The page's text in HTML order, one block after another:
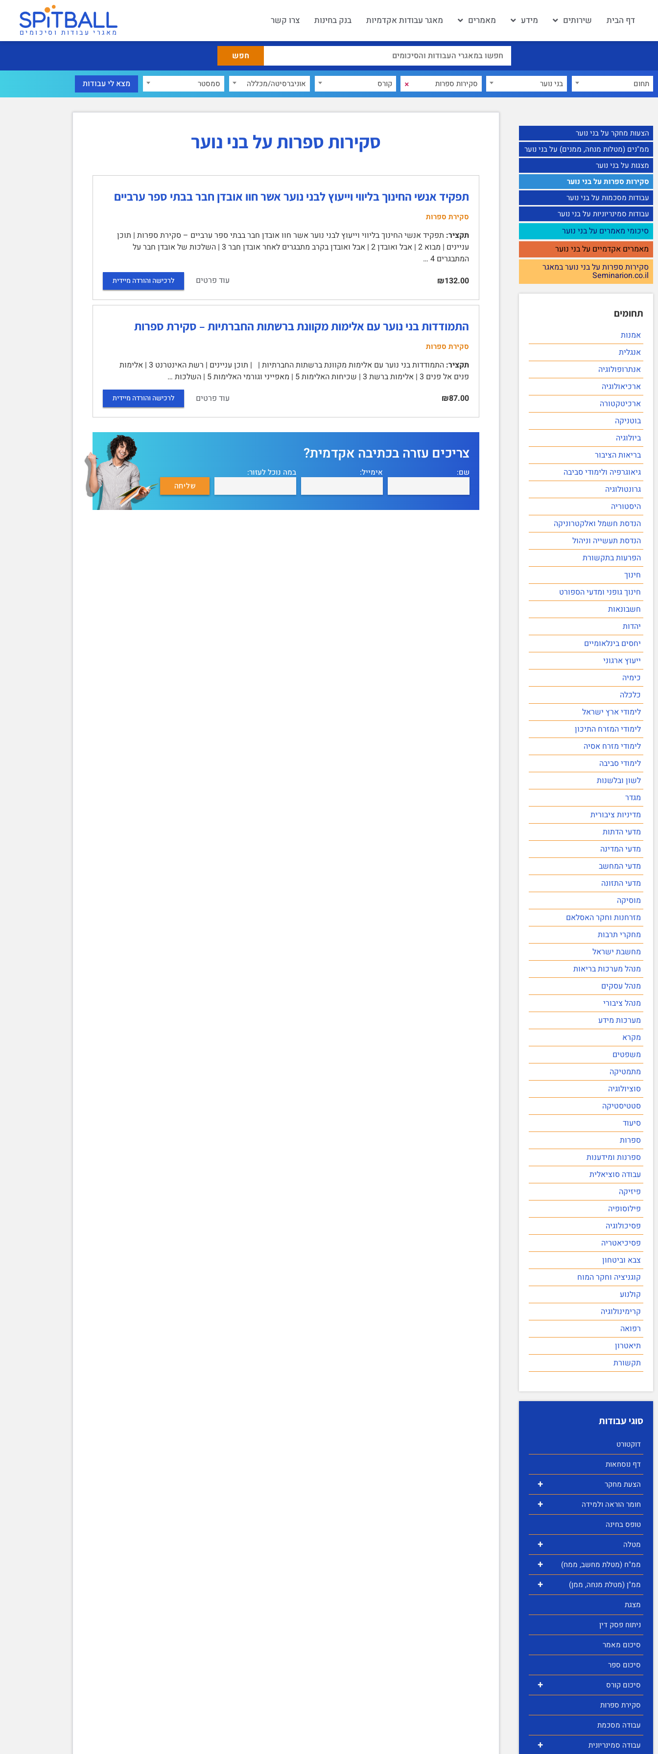
דף הבית שירותים מידע מאמרים מאגר עבודות אקדמיות בנק בחינות צרו קשר
מאגרי עבודות וסיכומים
תחום בני נוער × קורס אוניברסיטה/מכללה סמסטר
הצעות מחקר על בני נוער
ממ"נים (מטלות מנחה, ממנים) על בני נוער
מצגות על בני נוער
סקירות ספרות על בני נוער
עבודות מסכמות על בני נוער
עבודות סמינריוניות על בני נוער
סיכומי מאמרים על בני נוער
מאמרים אקדמיים על בני נוער
סקירות ספרות על בני נוער במאגר
Seminarion.co.il
תחומים
אמנות
אנגלית
אנתרופולוגיה
ארכיאולוגיה
ארכיטקטורה
בוטניקה
ביולוגיה
בריאות הציבור
גיאוגרפיה ולימודי סביבה
גרונטולוגיה
היסטוריה
הנדסת חשמל ואלקטרוניקה
הנדסת תעשייה וניהול
הפרעות בתקשורת
חינוך
חינוך גופני ומדעי הספורט
חשבונאות
יהדות
יחסים בינלאומיים
ייעוץ ארגוני
כימיה
כלכלה
לימודי ארץ ישראל
לימודי המזרח התיכון
לימודי מזרח אסיה
לימודי סביבה
לשון ובלשנות
מגדר
מדיניות ציבורית
מדעי הדתות
מדעי המדינה
מדעי המחשב
מדעי התזונה
מוסיקה
מזרחנות וחקר האסלאם
מחקרי תרבות
מחשבת ישראל
מנהל מערכות בריאות
מנהל עסקים
מנהל ציבורי
מערכות מידע
מקרא
משפטים
מתמטיקה
סוציולוגיה
סטטיסטיקה
סיעוד
ספרות
ספרנות ומידענות
עבודה סוציאלית
פיזיקה
פילוסופיה
פסיכולוגיה
פסיכיאטריה
צבא וביטחון
קוגניציה וחקר המוח
קולנוע
קרימינולוגיה
רפואה
תיאטרון
תקשורת
סוגי עבודות
דוקטורט
דף נוסחאות
+ הצעת מחקר
+
חומר הוראה ולמידה
טופס בחינה
+ מטלה
+ ממ"ח (מטלת מחשב, ממח)
+
ממ"ן (מטלת מנחה, ממן)
מצגת
ניתוח פסק דין
סיכום מאמר
סיכום ספר
+
סיכום קורס
סקירת ספרות
עבודה מסכמת
+ עבודה סמינריונית
סקירות ספרות על בני נוער
תפקיד אנשי החינוך בליווי וייעוץ לבני נוער אשר חוו אובדן חבר בבתי ספר ערביים
סקירת ספרות
תקציר: תפקיד אנשי החינוך בליווי וייעוץ לבני נוער אשר חוו אובדן חבר בבתי ספר ערביים – סקירת ספרות | תוכן
עניינים | מבוא 2 | אבל ואובדן 2 | אבל ואובדן בקרב מתבגרים לאחר אובדן חבר 3 | השלכות של אובדן חבר על
המתבגרים 4 …
₪132.00
עוד פרטים לרכישה והורדה מיידית
התמודדות בני נוער עם אלימות מקוונת ברשתות החברתיות – סקירת ספרות
סקירת ספרות
תקציר:
התמודדות בני נוער עם אלימות מקוונת ברשתות החברתיות | | תוכן עניינים | רשת האינטרנט 3 | אלימות
פנים אל פנים 3 | אלימות ברשת 3 | שכיחות האלימות 5 | מאפייני וגורמי האלימות 5 | השלכות …
₪87.00
עוד פרטים לרכישה והורדה מיידית
צריכים עזרה בכתיבה אקדמית?
שם: אימייל: במה נוכל לעזור: